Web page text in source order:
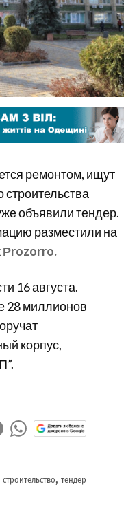
ремонтом, ищут
строительства
объявили тендер.
разместили на
Рrozorro.
16 августа.
28 миллионов
корпус,
строительство,тендер